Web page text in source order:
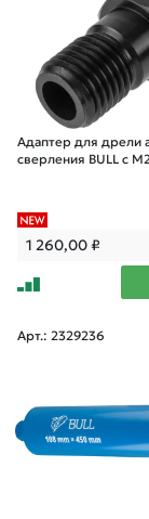
Адаптер для дрели
сверления BULL с
1 260,00₽
Арт.: 2329236